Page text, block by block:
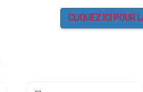
CLIQUEZ ICI POUR